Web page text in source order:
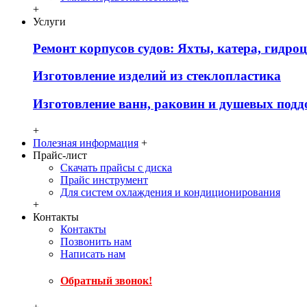
+
Услуги
Ремонт корпусов судов: Яхты, катера,
Изготовление изделий из стеклопластика
Изготовление ванн, раковин и душевых
+
Полезная информация +
Прайс-лист
Скачать прайсы с диска
Прайс инструмент
Для систем охлаждения и кондиционирования
+
Контакты
Контакты
Позвонить нам
Написать нам
Обратный звонок!